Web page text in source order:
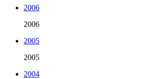
2006
2006
2005
2005
2004